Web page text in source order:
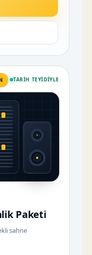
TARIH TEYIDIYLE
Paketi
sahne